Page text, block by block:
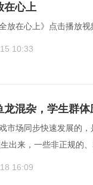
在心上
全放在心上》点击播放
10:33
龙混杂，学生群
场同步快速发展的，
出来，一些非正规的
16:09